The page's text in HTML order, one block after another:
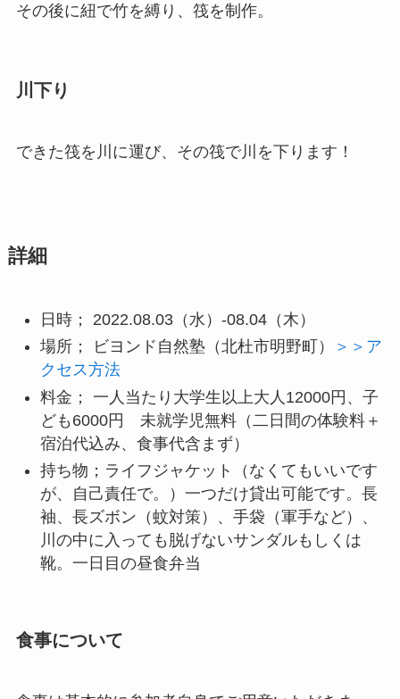
その後に紐で竹を縛り、筏を制作。
川下り
できた筏を川に運び、その筏で川を下ります！
詳細
日時； 2022.08.03（水）-08.04（木）
場所； ビヨンド自然塾（北杜市明野町）
＞＞ア
クセス方法
料金； 一人当たり大学生以上大人12000円、子
ども6000円 未就学児無料（二日間の体験料＋
宿泊代込み、食事代含まず）
持ち物；ライフジャケット（なくてもいいです
が、自己責任で。）一つだけ貸出可能です。長
袖、長ズボン（蚊対策）、手袋（軍手など）、
川の中に入っても脱げないサンダルもしくは
靴。一日目の昼食弁当
食事について